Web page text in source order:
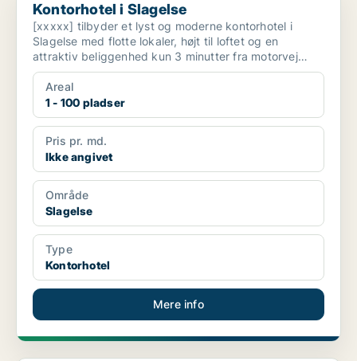
Kontorhotel i Slagelse
[xxxxx] tilbyder et lyst og moderne kontorhotel i
Slagelse med flotte lokaler, højt til loftet og en
attraktiv beliggenhed kun 3 minutter fra motorvej
E20. H...
Areal
1 - 100 pladser
Pris pr. md.
Ikke angivet
Område
Slagelse
Type
Kontorhotel
Mere info